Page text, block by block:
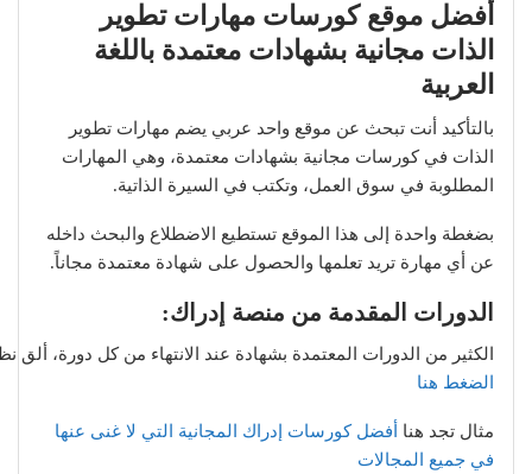
أفضل موقع كورسات مهارات تطوير
الذات مجانية بشهادات معتمدة باللغة
العربية
بالتأكيد أنت تبحث عن موقع واحد عربي يضم مهارات تطوير
الذات في كورسات مجانية بشهادات معتمدة، وهي المهارات
المطلوبة في سوق العمل، وتكتب في السيرة الذاتية.
بضغطة واحدة إلى هذا الموقع تستطيع الاضطلاع والبحث داخله
عن أي مهارة تريد تعلمها والحصول على شهادة معتمدة مجاناً.
الدورات المقدمة من منصة إدراك:
الكثير من الدورات المعتمدة بشهادة عند الانتهاء من كل دورة، ألق
الضغط هنا
مثال تجد هنا
أفضل كورسات إدراك المجانية التي لا غنى عنها
في جميع المجالات